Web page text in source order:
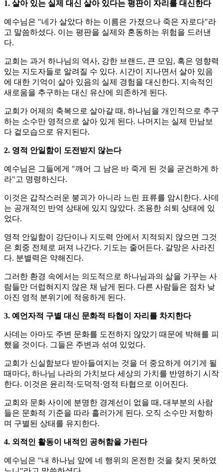
1. 살아 있는 실제 대신 살아 있다는 평판이 자리를 대신한다
예수님은 "네가 살았다 하는 이름은 가졌으나 죽은 자로다"라
고 말씀하셨다. 이는 평판을 실제와 혼동하는 위험을 드러낸
다.
교회는 과거 하나님의 역사, 강한 브랜드, 큰 모임, 혹은 영향력
있는 지도자들로 알려질 수 있다. 시간이 지나면서 살아 있음
에 대한 기억이 살아 있음의 실제 경험을 대신한다. 지속적인
새로움을 추구하는 대신 유산에 의존하게 된다.
교회가 어제의 축복으로 살아갈 때, 하나님을 개인적으로 추구
하는 소수만 영적으로 살아 있게 된다. 나머지는 실제 만남보
다 겉모습으로 유지된다.
2. 영적 안일함이 도전받지 않는다
예수님은 그들에게 "깨어 그 남은 바 죽게 된 것을 굳건하게 하
라"고 명령하신다.
이것은 갑작스러운 붕괴가 아니라 느린 표류를 암시한다. 사데
는 공개적인 반역 상태에 있지 않았다. 조용한 쇠퇴 상태에 있
었다.
영적 안일함이 강단이나 지도력 안에서 지적되지 않으면 그것
은 회중 전체로 퍼져 나간다. 기도는 줄어든다. 갈망은 사라진
다. 분별력은 약해진다.
그러한 환경 속에서는 의도적으로 하나님과의 삶을 가꾸는 사
람들만 더럽혀지지 않은 채 남게 된다. 다른 사람들은 점차 낮
아진 영적 분위기에 적응하게 된다.
3. 예언자적 구별 대신 문화적 타협이 자리를 차지한다
사데는 아마도 주변 문화를 도전하지 않았기 때문에 박해를 피
했을 것이다. 그들은 주변과 섞여 있었다.
교회가 신실함보다 받아들여지는 것을 더 중요하게 여기게 될
때마다, 하나님 나라의 가치보다 세상의 가치를 반영하기 시작
한다. 이것은 윤리적·도덕적·영적 타협으로 이어진다.
교회와 문화 사이에 분명한 경계선이 없을 때, 대부분의 사람
들은 문화적 기준을 따라 흘러가게 된다. 오직 소수만 저항하
며 구별된 상태를 유지한다.
4. 외적인 활동이 내적인 공허함을 가린다
예수님은 "내 하나님 앞에 네 행위의 온전한 것을 찾지 못하였